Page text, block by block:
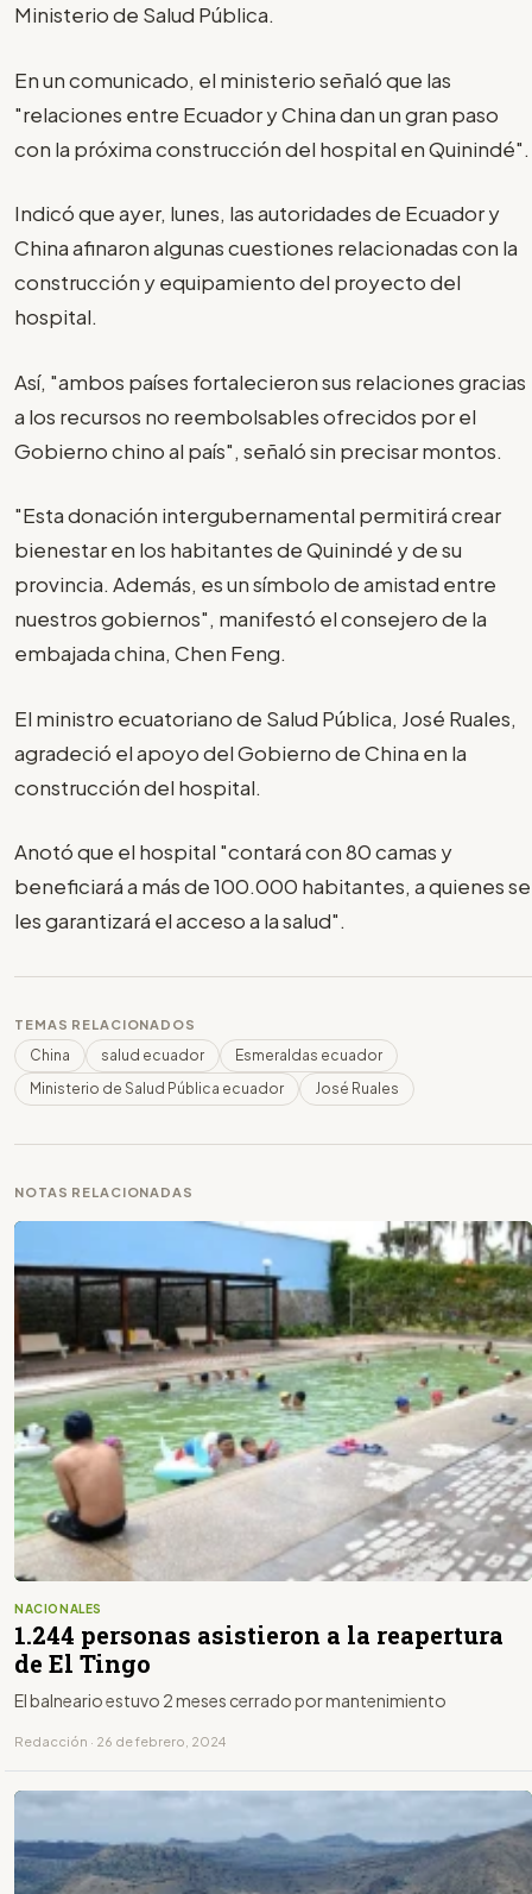
Ministerio de Salud Pública.
En un comunicado, el ministerio señaló que las
"relaciones entre Ecuador y China dan un gran paso
con la próxima construcción del hospital en Quinindé".
Indicó que ayer, lunes, las autoridades de Ecuador y
China afinaron algunas cuestiones relacionadas con la
construcción y equipamiento del proyecto del
hospital.
Así, "ambos países fortalecieron sus relaciones gracias
a los recursos no reembolsables ofrecidos por el
Gobierno chino al país", señaló sin precisar montos.
"Esta donación intergubernamental permitirá crear
bienestar en los habitantes de Quinindé y de su
provincia. Además, es un símbolo de amistad entre
nuestros gobiernos", manifestó el consejero de la
embajada china, Chen Feng.
El ministro ecuatoriano de Salud Pública, José Ruales,
agradeció el apoyo del Gobierno de China en la
construcción del hospital.
Anotó que el hospital "contará con 80 camas y
beneficiará a más de 100.000 habitantes, a quienes se
les garantizará el acceso a la salud".
TEMAS RELACIONADOS
China salud ecuador
Esmeraldas ecuador
Ministerio de Salud Pública ecuador
José Ruales
NOTAS RELACIONADAS
NACIONALES
1.244 personas asistieron a la reapertura
de El Tingo
El balneario estuvo 2 meses cerrado por mantenimiento
Redacción · 26 de febrero, 2024